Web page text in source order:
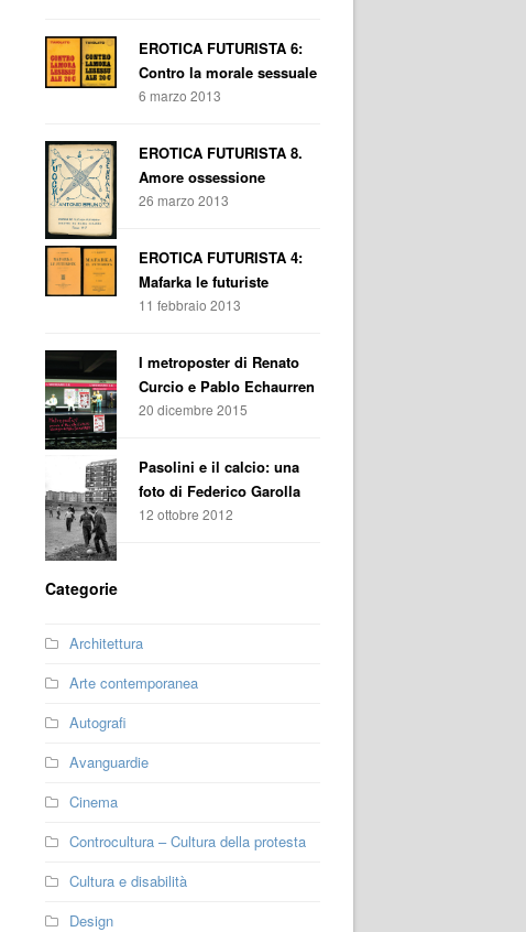
EROTICA FUTURISTA 6:
Contro la morale sessuale
6 marzo 2013
EROTICA FUTURISTA 8.
Amore ossessione
26 marzo 2013
EROTICA FUTURISTA 4:
Mafarka le futuriste
11 febbraio 2013
I metroposter di Renato
Curcio e Pablo Echaurren
20 dicembre 2015
Pasolini e il calcio: una
foto di Federico Garolla
12 ottobre 2012
Categorie
Architettura
Arte contemporanea
Autografi
Avanguardie
Cinema
Controcultura – Cultura della protesta
Cultura e disabilità
Design